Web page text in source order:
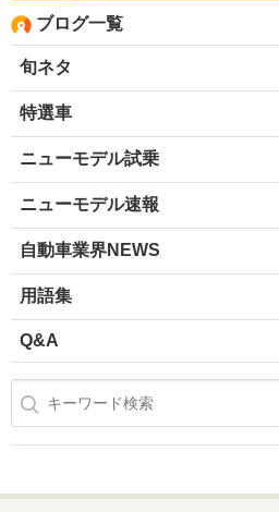
ブログ一覧
旬ネタ
特選車
ニューモデル試乗
ニューモデル速報
自動車業界NEWS
用語集
Q&A